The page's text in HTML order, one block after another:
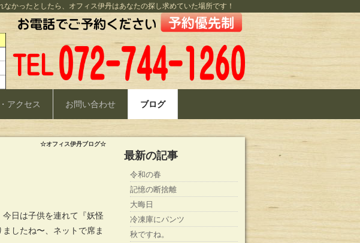
かったとしたら、オフィス伊丹はあなたの探し求めていた場所です！
アクセス お問い合わせ ブログ
☆オフィス伊丹ブログ☆
日は子供を連れて『妖怪
したね〜、ネットで席ま
最新の記事
令和の春
記憶の断捨離
大晦日
冷凍庫にパンツ
秋ですね。